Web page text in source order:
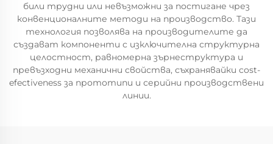
били трудни или невъзможни за постигане чрез
конвенционалните методи на производство. Тази
технология позволява на производителите да
създават компоненти с изключителна структурна
целостност, равномерна зърнеструктура и
превъзходни механични свойства, съхранявайки cost-
efectiveness за прототипи и серийни производствени
линии.